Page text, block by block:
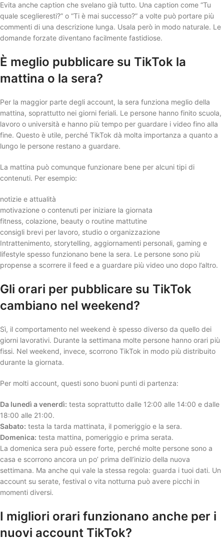
Evita anche caption che svelano già tutto. Una caption come “Tu
quale sceglieresti?” o “Ti è mai successo?” a volte può portare più
commenti di una descrizione lunga. Usala però in modo naturale. Le
domande forzate diventano facilmente fastidiose.
È meglio pubblicare su TikTok la
mattina o la sera?
Per la maggior parte degli account, la sera funziona meglio della
mattina, soprattutto nei giorni feriali. Le persone hanno finito scuola,
lavoro o università e hanno più tempo per guardare i video fino alla
fine. Questo è utile, perché TikTok dà molta importanza a quanto a
lungo le persone restano a guardare.
La mattina può comunque funzionare bene per alcuni tipi di
contenuti. Per esempio:
notizie e attualità
motivazione o contenuti per iniziare la giornata
fitness, colazione, beauty o routine mattutine
consigli brevi per lavoro, studio o organizzazione
Intrattenimento, storytelling, aggiornamenti personali, gaming e
lifestyle spesso funzionano bene la sera. Le persone sono più
propense a scorrere il feed e a guardare più video uno dopo l’altro.
Gli orari per pubblicare su TikTok
cambiano nel weekend?
Sì, il comportamento nel weekend è spesso diverso da quello dei
giorni lavorativi. Durante la settimana molte persone hanno orari più
fissi. Nel weekend, invece, scorrono TikTok in modo più distribuito
durante la giornata.
Per molti account, questi sono buoni punti di partenza:
Da lunedì a venerdì: testa soprattutto dalle 12:00 alle 14:00 e dalle
18:00 alle 21:00.
Sabato: testa la tarda mattinata, il pomeriggio e la sera.
Domenica: testa mattina, pomeriggio e prima serata.
La domenica sera può essere forte, perché molte persone sono a
casa e scorrono ancora un po’ prima dell’inizio della nuova
settimana. Ma anche qui vale la stessa regola: guarda i tuoi dati. Un
account su serate, festival o vita notturna può avere picchi in
momenti diversi.
I migliori orari funzionano anche per i
nuovi account TikTok?